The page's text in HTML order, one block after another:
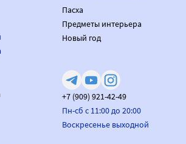
Пасха
Предметы интерьера
Новый год
+7 (909) 921-42-49
Пн-сб с 11:00 до 20:00
Воскресенье выходной